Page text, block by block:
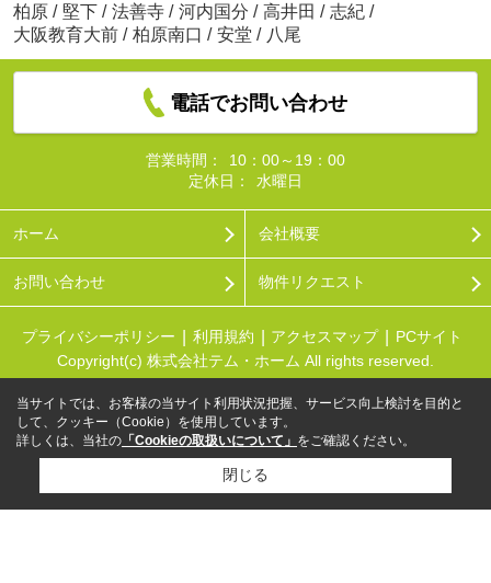
柏原 / 堅下 / 法善寺 / 河内国分 / 高井田 / 志紀 /
大阪教育大前 / 柏原南口 / 安堂 / 八尾
電話でお問い合わせ
営業時間：
10：00～19：00
定休日：
水曜日
ホーム 会社概要
お問い合わせ 物件リクエスト
プライバシーポリシー 利用規約 アクセスマップ
PCサイト
Copyright(c) 株式会社テム・ホーム All rights reserved.
当サイトでは、お客様の当サイト利用状況把握、サービス向上検討を目的と
して、クッキー（Cookie）を使用しています。
詳しくは、当社の 「Cookieの取扱いについて」 をご確認ください。
閉じる